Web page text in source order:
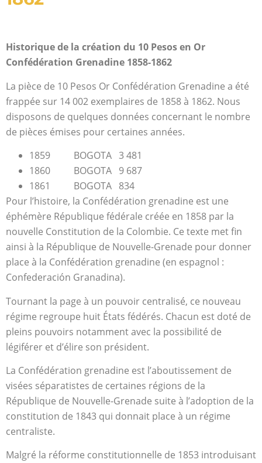
Historique de la création du 10 Pesos en Or
Confédération Grenadine 1858-1862
La pièce de 10 Pesos Or Confédération Grenadine a été
frappée sur 14 002 exemplaires de 1858 à 1862. Nous
disposons de quelques données concernant le nombre
de pièces émises pour certaines années.
1859 BOGOTA 3 481
1860 BOGOTA 9 687
1861 BOGOTA 834
Pour l’histoire, la Confédération grenadine est une
éphémère République fédérale créée en 1858 par la
nouvelle Constitution de la Colombie. Ce texte met fin
ainsi à la République de Nouvelle-Grenade pour donner
place à la Confédération grenadine (en espagnol :
Confederación Granadina).
Tournant la page à un pouvoir centralisé, ce nouveau
régime regroupe huit États fédérés. Chacun est doté de
pleins pouvoirs notamment avec la possibilité de
légiférer et d’élire son président.
La Confédération grenadine est l’aboutissement de
visées séparatistes de certaines régions de la
République de Nouvelle-Grenade suite à l’adoption de la
constitution de 1843 qui donnait place à un régime
centraliste.
Malgré la réforme constitutionnelle de 1853 introduisant